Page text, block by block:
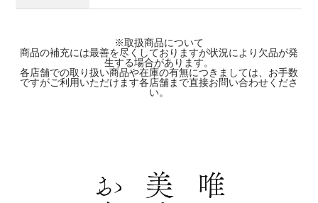
※取扱商品について
商品の補充には最善を尽くしておりますが状況により欠品が発
生する場合があります。
各店舗での取り扱い商品や在庫の有無につきましては、お手数
ですがご利用いただけます各店舗まで直接お問い合わせくださ
い。